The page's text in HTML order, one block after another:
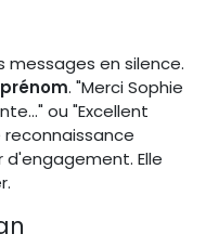
messages en silence.
. "Merci Sophie
ou "Excellent
reconnaissance
Elle